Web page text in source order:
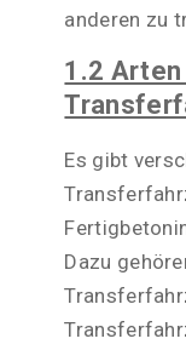
anderen zu
1.2
Es gibt
Dazu